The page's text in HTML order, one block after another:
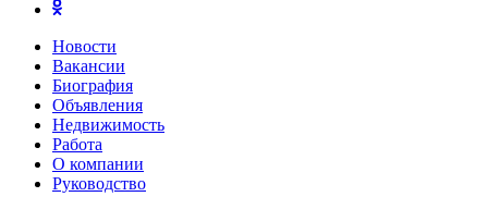
Новости
Вакансии
Биография
Объявления
Недвижимость
Работа
О компании
Руководство